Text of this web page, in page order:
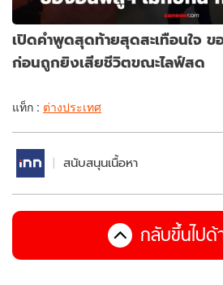
เปิดคำพูดสุดท้ายสุดสะเทือนใจ
ก่อนถูกยิงเสียชีวิตขณะไลฟ์สด
แท็ก : ต่างประเทศ
สนับสนุนเนื้อหา
กลับขึ้นไปด้